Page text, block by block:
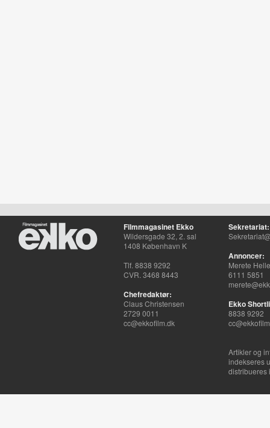
Filmmagasinet Ekko
Wildersgade 32, 2. sal
1408 København K
Tlf. 8838 9292
CVR. 3468 8443
Chefredaktør:
Claus Christensen
2729 0011
cc@ekkofilm.dk
Sekretariat:
Annoncer:
Merete
6111 5851
Ekko
8838 9292
Artikler og
indekseres
distribueres